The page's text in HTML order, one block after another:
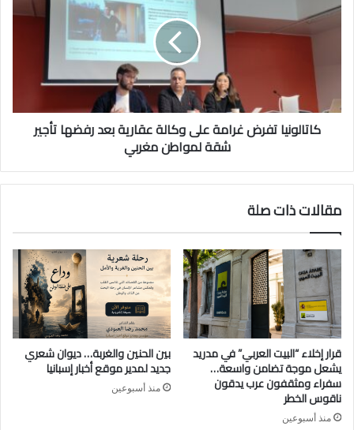
كاتالونيا تفرض غرامة على وكالة عقارية بعد رفضها تأجير
شقة لمواطن مغربي
مقالات ذات صلة
قرار إخلاء “البيت العربي” في مدريد
يشعل موجة تضامن واسعة…
سفراء ومثقفون عرب يدقون
ناقوس الخطر
منذ أسبوعين
بين الحنين والغربة… ديوان شعري
جديد لمدير موقع أخبار إسبانيا
منذ أسبوعين